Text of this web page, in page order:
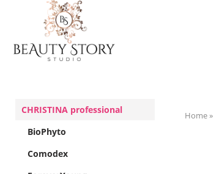
Home
CHRISTINA professional
BioPhyto
Comodex